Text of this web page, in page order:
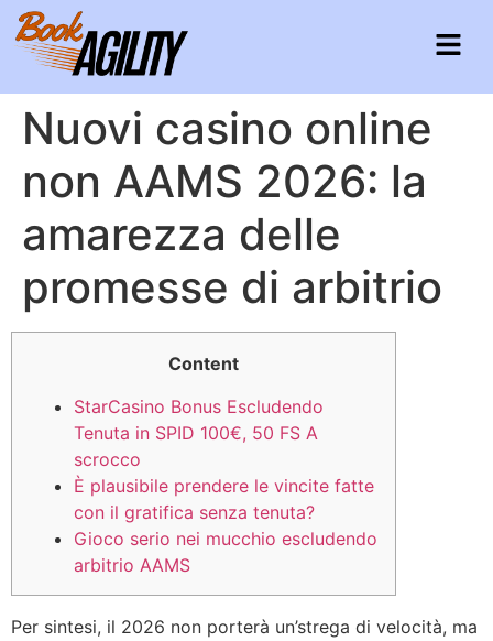
Nuovi casino online
non AAMS 2026: la
amarezza delle
promesse di arbitrio
Content
StarCasino Bonus Escludendo
Tenuta in SPID 100€, 50 FS A
scrocco
È plausibile prendere le vincite fatte
con il gratifica senza tenuta?
Gioco serio nei mucchio escludendo
arbitrio AAMS
Per sintesi, il 2026 non porterà un’strega di velocità, ma